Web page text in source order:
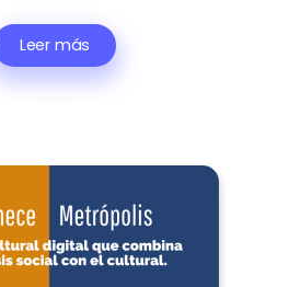
Leer más